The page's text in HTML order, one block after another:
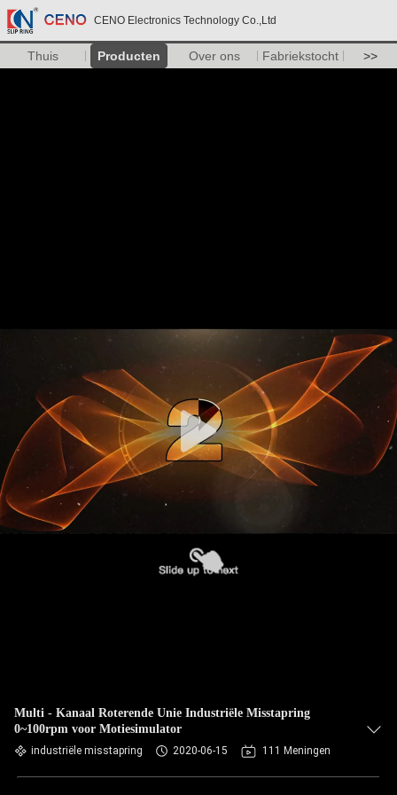
CENO Electronics Technology Co.,Ltd
Thuis Producten Over ons Fabriekstocht >>
Multi - Kanaal Roterende Unie Industriële Misstapring
0~100rpm voor Motiesimulator
industriële misstapring 2020-06-15 111 Meningen